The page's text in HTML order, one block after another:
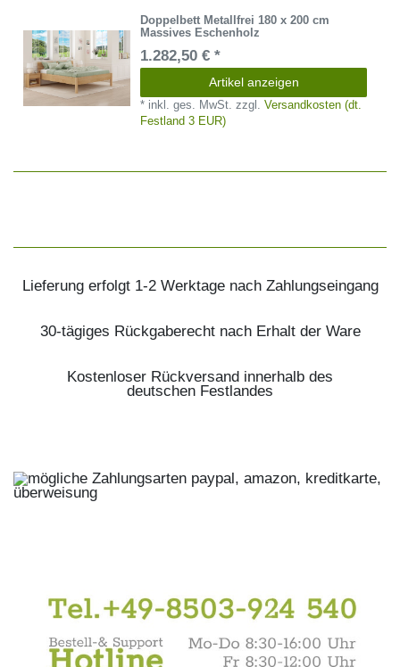
Doppelbett Metallfrei 180 x 200 cm
Massives Eschenholz
1.282,50 € *
Artikel anzeigen
* inkl. ges. MwSt. zzgl.Versandkosten (dt.
Festland 3 EUR)
Lieferung erfolgt 1-2 Werktage nach Zahlungseingang
30-tägiges Rückgaberecht nach Erhalt der Ware
Kostenloser Rückversand innerhalb des
deutschen Festlandes